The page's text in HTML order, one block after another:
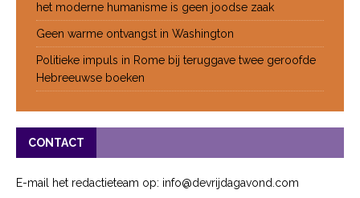
het moderne humanisme is geen joodse zaak
Geen warme ontvangst in Washington
Politieke impuls in Rome bij teruggave twee geroofde
Hebreeuwse boeken
CONTACT
E-mail het redactieteam op: info@devrijdagavond.com